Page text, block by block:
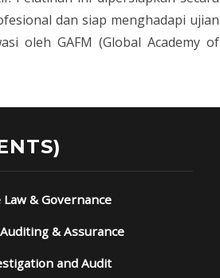
dan siap menghadapi ujian
oleh GAFM (Global Academy of
& Governance
& Assurance
and Audit